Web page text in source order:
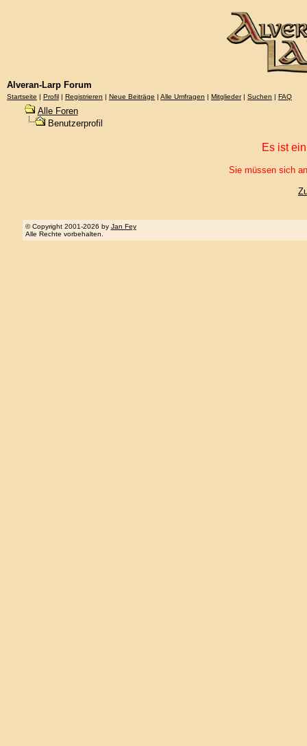
Alveran-Larp Forum
Startseite | Profil | Registrieren | Neue Beiträge | Alle Umfragen | Mitglieder| Suchen | FAQ
Alle Foren
Benutzerprofil
Es ist
Sie müssen sich
© Copyright 2001-2026 by Jan Fey
Alle Rechte vorbehalten.